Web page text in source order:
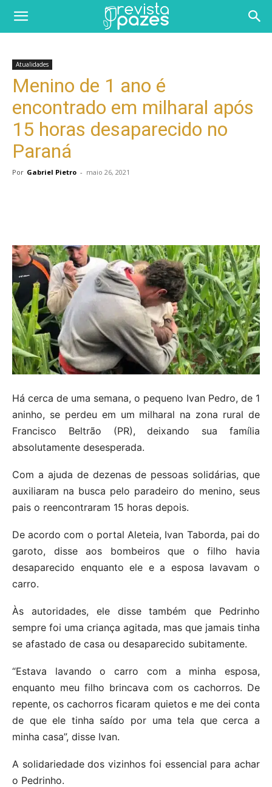
Atualidades
Menino de 1 ano é
encontrado em milharal após
15 horas desaparecido no
Paraná
Por Gabriel Pietro - maio 26, 2021
Há cerca de uma semana, o pequeno Ivan Pedro, de 1
aninho, se perdeu em um milharal na zona rural de
Francisco Beltrão (PR), deixando sua família
absolutamente desesperada.
Com a ajuda de dezenas de pessoas solidárias, que
auxiliaram na busca pelo paradeiro do menino, seus
pais o reencontraram 15 horas depois.
De acordo com o portal Aleteia, Ivan Taborda, pai do
garoto, disse aos bombeiros que o filho havia
desaparecido enquanto ele e a esposa lavavam o
carro.
Às autoridades, ele disse também que Pedrinho
sempre foi uma criança agitada, mas que jamais tinha
se afastado de casa ou desaparecido subitamente.
“Estava lavando o carro com a minha esposa,
enquanto meu filho brincava com os cachorros. De
repente, os cachorros ficaram quietos e me dei conta
de que ele tinha saído por uma tela que cerca a
minha casa”, disse Ivan.
A solidariedade dos vizinhos foi essencial para achar
o Pedrinho.